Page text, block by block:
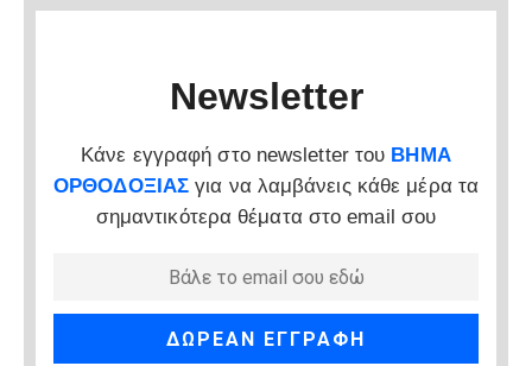
Newsletter
Κάνε εγγραφή στο newsletter του ΒΗΜΑ
ΟΡΘΟΔΟΞΙΑΣ για να λαμβάνεις κάθε μέρα τα
σημαντικότερα θέματα στο email σου